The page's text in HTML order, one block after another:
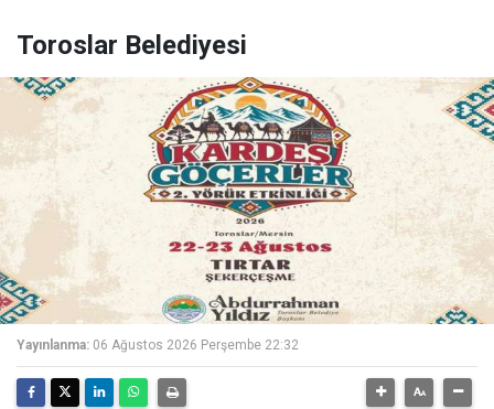
Toroslar Belediyesi
Yayınlanma: 06 Ağustos 2026 Perşembe 22:32